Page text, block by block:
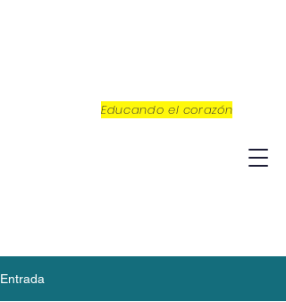
Educando el corazón
Entrada